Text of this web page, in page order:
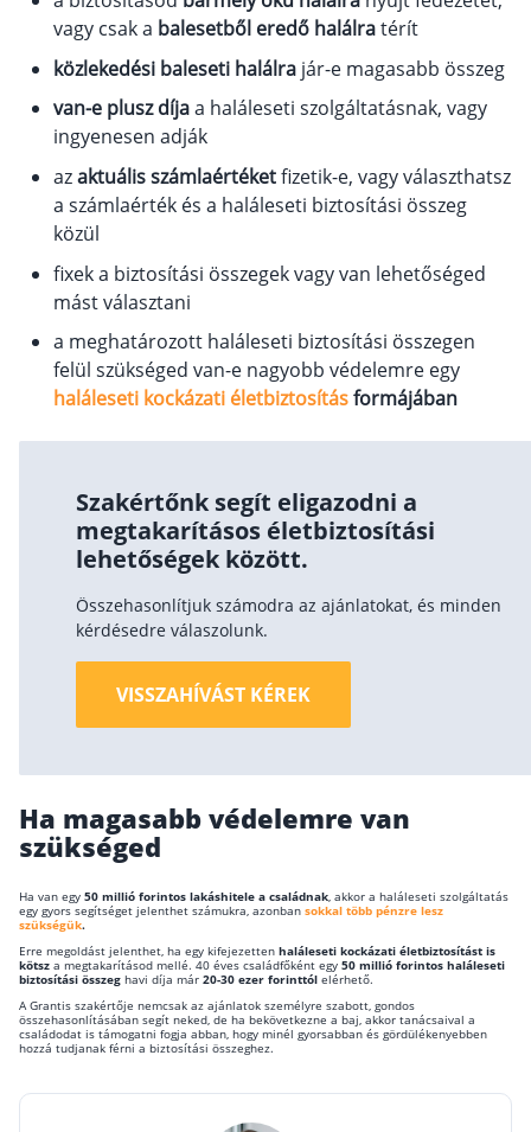
vagy csak a balesetből eredő halálratérít
közlekedési baleseti halálra jár-e magasabb összeg
van-e plusz díjaa haláleseti szolgáltatásnak, vagy
ingyenesen adják
azaktuális számlaértéketfizetik-e, vagy választhatsz
a számlaérték és a haláleseti biztosítási összeg
közül
fixek a biztosítási összegek vagy van lehetőséged
mást választani
a meghatározott haláleseti biztosítási összegen
felül szükséged van-e nagyobb védelemre egy
haláleseti kockázati életbiztosításformájában
Szakértőnk segít eligazodni a
megtakarításos életbiztosítási
lehetőségek között.
Összehasonlítjuk számodra az ajánlatokat, és minden
kérdésedre válaszolunk.
VISSZAHÍVÁST KÉREK
Ha magasabb védelemre van
szükséged
Ha van egy 50 millió forintos lakáshitele a családnak, akkor a haláleseti szolgáltatás
egy gyors segítséget jelenthet számukra, azonban sokkal több pénzre lesz
szükségük.
Erre megoldást jelenthet, ha egy kifejezetten haláleseti kockázati életbiztosítást is
kötsz a megtakarításod mellé. 40 éves családfőként egy 50 millió forintos haláleseti
biztosítási összeg havi díja már 20-30 ezer forinttól elérhető.
A Grantis szakértője nemcsak az ajánlatok személyre szabott, gondos
összehasonlításában segít neked, de ha bekövetkezne a baj, akkor tanácsaival a
családodat is támogatni fogja abban, hogy minél gyorsabban és gördülékenyebben
hozzá tudjanak férni a biztosítási összeghez.